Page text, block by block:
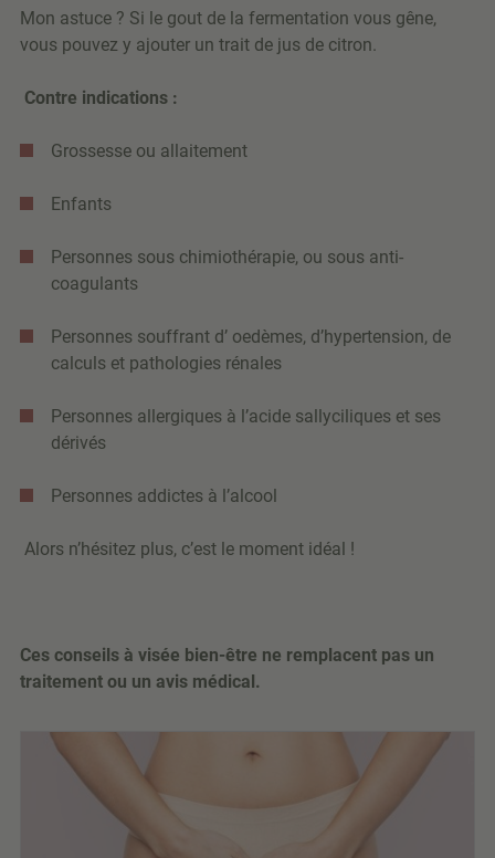
Mon astuce ? Si le gout de la fermentation vous gêne,
vous pouvez y ajouter un trait de jus de citron.
Contre indications :
Grossesse ou allaitement
Enfants
Personnes sous chimiothérapie, ou sous anti-
coagulants
Personnes souffrant d’ oedèmes, d’hypertension, de
calculs et pathologies rénales
Personnes allergiques à l’acide sallyciliques et ses
dérivés
Personnes addictes à l’alcool
Alors n’hésitez plus, c’est le moment idéal !
Ces conseils à visée bien-être ne remplacent pas un
traitement ou un avis médical.